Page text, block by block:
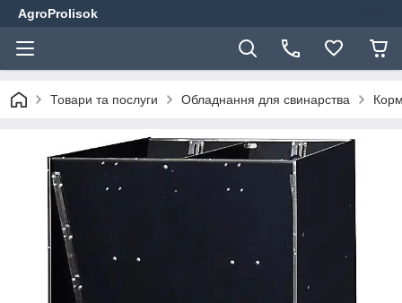
AgroProlisok
Товари та послуги Обладнання для свинарства